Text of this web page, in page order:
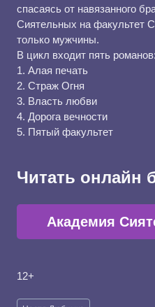
спасаясь от навязанного
Сиятельных на факультет
только мужчины.
В цикл входит пять романов:
1. Алая печать
2. Страж Огня
3. Власть любви
4. Дорога вечности
5. Пятый факультет
Читать онлайн
Академия
12+
Метки